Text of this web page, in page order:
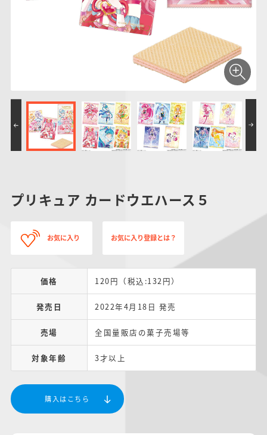
仮面ライダーシリー
PROJECT R.E.D.・
スーパー戦隊シリー
ズ
ガンダムシリーズ
ポケットモンスター
アンパンマン
サンリオキャラクタ
ーズ
たまご
つりグミ
にふぉるめーしょん
＆スクエアシール
SMPシリーズ
ポケモンスケールワ
キャラデコ
プリキュア カードウエハース５
お気に入り お気に入り登録とは？
価格 120円（税込:132円）
発売日 2022年4月18日 発売
売場 全国量販店の菓子売場等
対象年齢 3才以上
購入はこちら